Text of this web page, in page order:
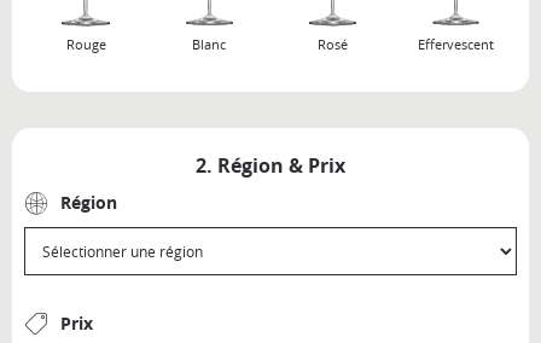
Rouge Blanc Rosé Effervescent
2. Région & Prix
Région
Prix